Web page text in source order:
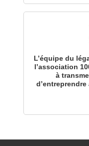
L’équipe du
l’association
à